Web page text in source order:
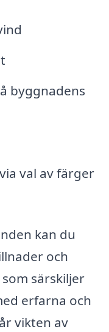
byggnadens
val av färger
kan du
och
särskiljer
erfarna och
vikten av